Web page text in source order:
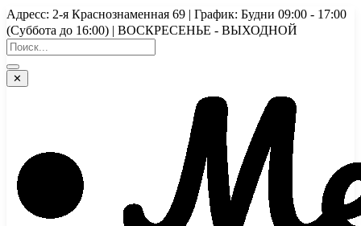
Перейти
к
содержимому
Адресс: 2-я Краснознаменная 69 | График: Будни 09:00 - 17:00
(Суббота до 16:00) | ВОСКРЕСЕНЬЕ - ВЫХОДНОЙ
✕